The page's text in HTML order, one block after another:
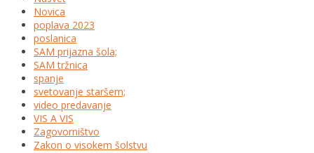
Novica
poplava 2023
poslanica
SAM prijazna šola;
SAM tržnica
spanje
svetovanje staršem;
video predavanje
VIS A VIS
Zagovorništvo
Zakon o visokem šolstvu